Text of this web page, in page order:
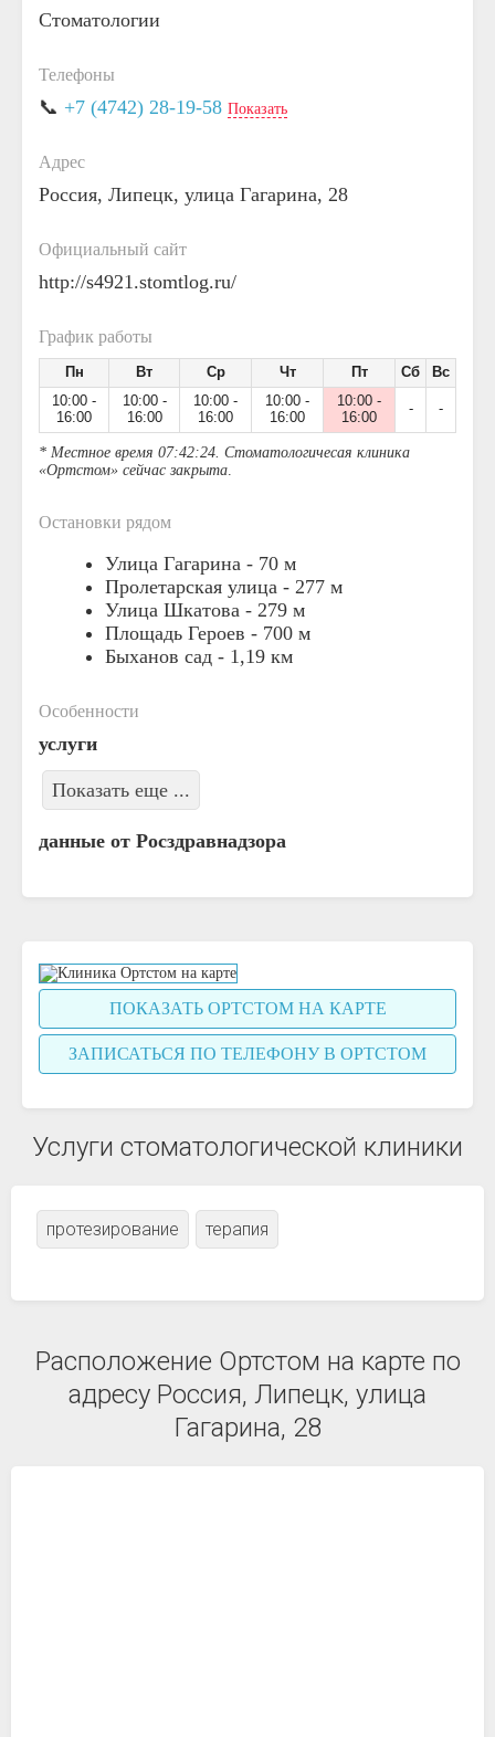
Стоматологии
Телефоны
📞 +7 (4742) 28-19-58 Показать
Адрес
Россия, Липецк, улица Гагарина, 28
Официальный сайт
http://s4921.stomtlog.ru/
График работы
Пн Вт Ср Чт Пт Сб
Вс
10:00 -
16:00
10:00 -
16:00
10:00 -
16:00
10:00 -
16:00
10:00 -
16:00
- -
* Местное время 07:42:24. Стоматологичесая клиника
«Ортстом» сейчас закрыта.
Остановки рядом
Улица Гагарина - 70 м
Пролетарская улица - 277 м
Улица Шкатова - 279 м
Площадь Героев - 700 м
Быханов сад - 1,19 км
Особенности
услуги
Показать еще ...
данные от Росздравнадзора
ПОКАЗАТЬ ОРТСТОМ НА КАРТЕ
ЗАПИСАТЬСЯ ПО ТЕЛЕФОНУ В ОРТСТОМ
Услуги стоматологической клиники
протезирование терапия
Расположение Ортстом на карте по
адресу Россия, Липецк, улица
Гагарина, 28